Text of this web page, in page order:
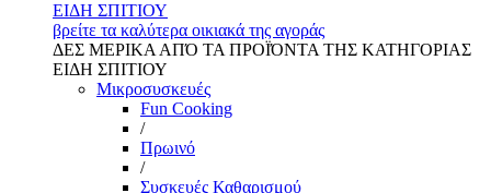
ΕΙΔΗ ΣΠΙΤΙΟΥ
βρείτε τα καλύτερα οικιακά της αγοράς
ΔΕΣ ΜΕΡΙΚΑ ΑΠΌ ΤΑ ΠΡΟΪΌΝΤΑ ΤΗΣ ΚΑΤΗΓΟΡΙΑΣ
ΕΙΔΗ ΣΠΙΤΙΟΥ
Μικροσυσκευές
Fun Cooking
/
Πρωινό
/
Συσκευές Καθαρισμού